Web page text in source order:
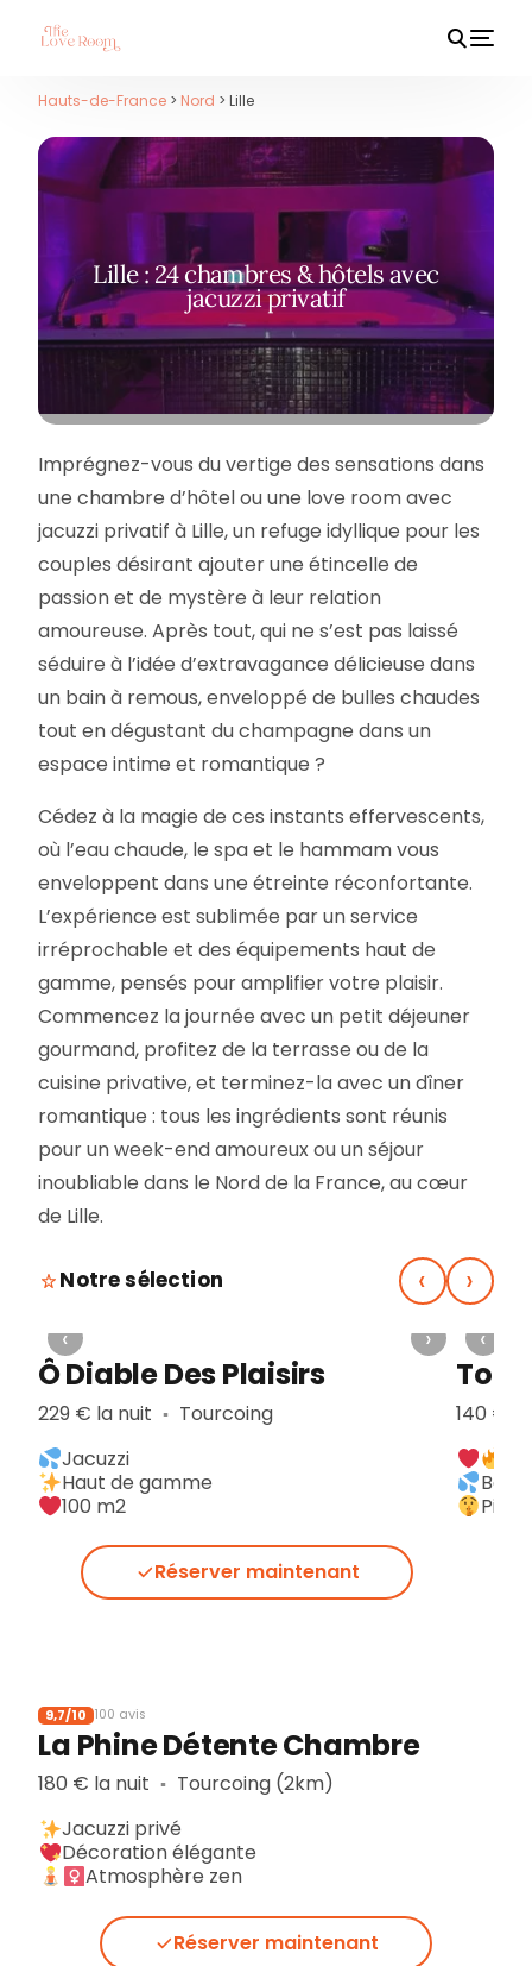
Hauts-de-France > Nord > Lille
Lille : 24 chambres & hôtels avec
jacuzzi privatif
Imprégnez-vous du vertige des sensations dans
une chambre d’hôtel ou une love room avec
jacuzzi privatif à Lille, un refuge idyllique pour les
couples désirant ajouter une étincelle de
passion et de mystère à leur relation
amoureuse. Après tout, qui ne s’est pas laissé
séduire à l’idée d’extravagance délicieuse dans
un bain à remous, enveloppé de bulles chaudes
tout en dégustant du champagne dans un
espace intime et romantique ?
Cédez à la magie de ces instants effervescents,
où l’eau chaude, le spa et le hammam vous
enveloppent dans une étreinte réconfortante.
L’expérience est sublimée par un service
irréprochable et des équipements haut de
gamme, pensés pour amplifier votre plaisir.
Commencez la journée avec un petit déjeuner
gourmand, profitez de la terrasse ou de la
cuisine privative, et terminez-la avec un dîner
romantique : tous les ingrédients sont réunis
pour un week-end amoureux ou un séjour
inoubliable dans le Nord de la France, au cœur
de Lille.
Notre sélection ‹ ›
‹ ›
Ô Diable Des Plaisirs
229 € la nuit ▪︎ Tourcoing
Jacuzzi
Haut de gamme
100 m2
Réserver maintenant
‹
To
140 €
9,7/10 100 avis
La Phine Détente Chambre
180 € la nuit ▪︎ Tourcoing (2km)
Jacuzzi privé
Décoration élégante
Atmosphère zen
Réserver maintenant